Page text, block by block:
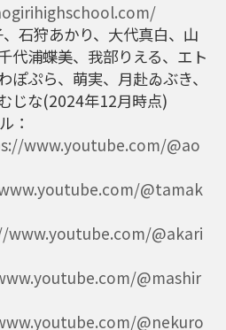
石狩あかり、大代真白、山
代浦蝶美、我部りえる、エト
ぽぷら、萌実、月赴ゐぶき、
じな(2024年12月時点)
：
www.youtube.com/@ao
@tamak
www.youtube.com/@akari
@mashir
@nekuro